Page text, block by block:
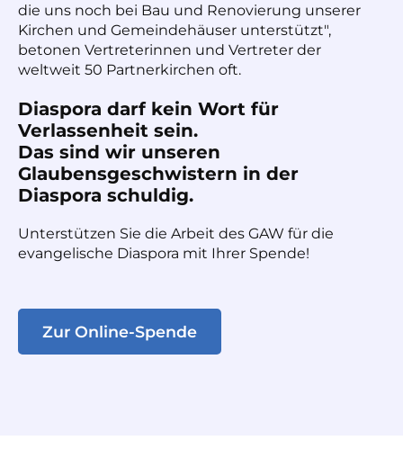
die uns noch bei Bau und Renovierung unserer
Kirchen und Gemeindehäuser unterstützt",
betonen Vertreterinnen und Vertreter der
weltweit 50 Partnerkirchen oft.
Diaspora darf kein Wort für
Verlassenheit sein.
Das sind wir unseren
Glaubensgeschwistern in der
Diaspora schuldig.
Unterstützen Sie die Arbeit des GAW für die
evangelische Diaspora mit Ihrer Spende!
Zur Online-Spende